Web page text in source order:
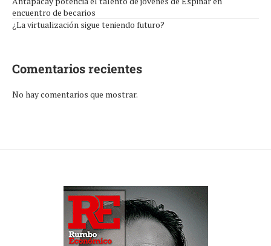
encuentro de becarios
¿La virtualización sigue teniendo futuro?
Comentarios recientes
No hay comentarios que mostrar.